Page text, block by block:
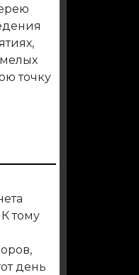
точку
тому
день